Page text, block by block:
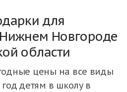
для
Новгороде
области
цены на все виды
детям в школу в